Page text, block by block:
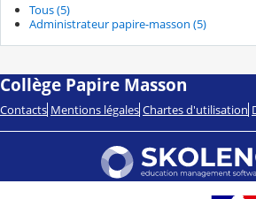
Tous (5)
Administrateur papire-masson (5)
Collège Papire Masson
Contacts Mentions légales Chartes d'utilisation